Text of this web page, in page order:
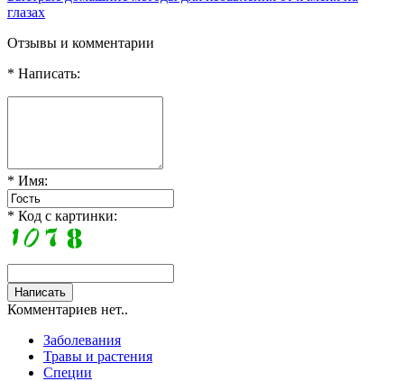
глазах
Отзывы и комментарии
* Написать:
* Имя:
* Код с картинки:
Комментариев нет..
Заболевания
Травы и растения
Специи